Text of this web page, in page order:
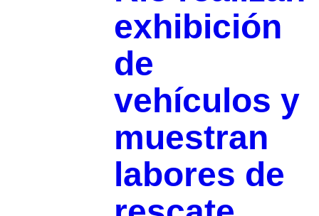
exhibición
de
vehículos y
muestran
labores de